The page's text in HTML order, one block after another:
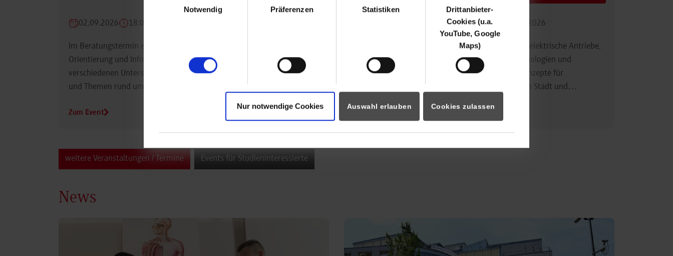
Notwendig
Präferenzen Statistiken
Drittanbieter-
Cookies (u.a.
YouTube, Google
Maps)
Nur notwendige Cookies Auswahl erlauben Cookies zulassen
02.09.2026 18:00 Uhr
Im Beratungstermin erhalten Studierende
Orientierung und Informationen zu
verschiedenen Unterstützungsmöglichkeiten
und Themen rund um das Studium.
Zum Event
Studierende
Zum Event
16.09.2026 - 17.09.2026
Im Mittelpunkt stehen elektrische Antriebe,
moderne Batterietechnologien und
innovative Fahrzeugkonzepte für
nachhaltige Mobilität in Stadt und…
weitere Veranstaltungen / Termine Events für Studieninteressierte
News